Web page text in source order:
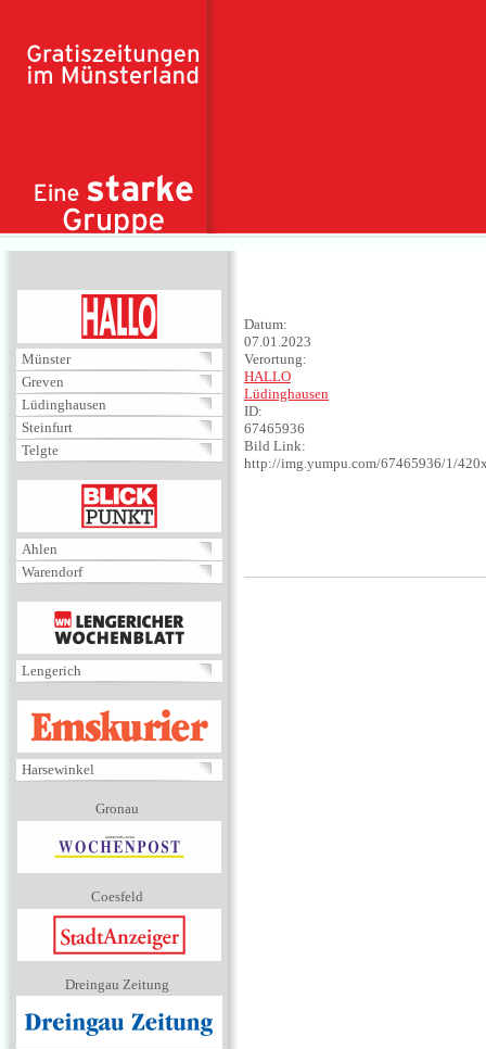
Münster
Greven
Lüdinghausen
Steinfurt
Telgte
BLICKPUNKT
Ahlen
Warendorf
MENÜ
Lengerich
EMSKURIER
Harsewinkel
Gronau
Coesfeld
Dreingau Zeitung
Datum:
07.01.2023
Verortung:
HALLO
Lüdinghausen
ID:
67465936
Bild Link:
http://img.yumpu.com/67465936/1/